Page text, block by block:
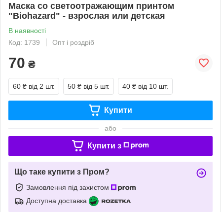
Маска со светоотражающим принтом
"Biohazard" - взрослая или детская
В наявності
Код: 1739
Опт і роздріб
70 ₴
60 ₴ від 2 шт. 50 ₴ від 5 шт. 40 ₴ від 10 шт.
Купити
або
Купити з
Що таке купити з Пром?
Замовлення під захистом
Доступна доставка